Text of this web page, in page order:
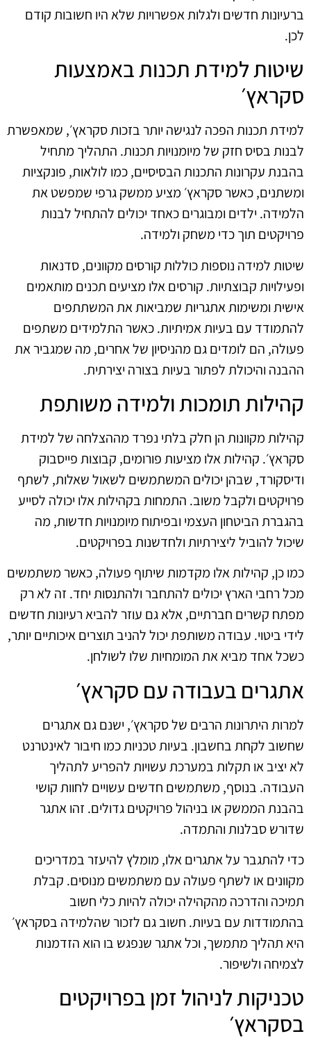
ברעיונות חדשים ולגלות אפשרויות שלא היו חשובות קודם
לכן.
שיטות למידת תכנות באמצעות
סקראץ׳
למידת תכנות הפכה לנגישה יותר בזכות סקראץ׳, שמאפשרת
לבנות בסיס חזק של מיומנויות תכנות. התהליך מתחיל
בהבנת עקרונות התכנות הבסיסיים, כמו לולאות, פונקציות
ומשתנים, כאשר סקראץ׳ מציע ממשק גרפי שמפשט את
הלמידה. ילדים ומבוגרים כאחד יכולים להתחיל לבנות
פרויקטים תוך כדי משחק ולמידה.
שיטות למידה נוספות כוללות קורסים מקוונים, סדנאות
ופעילויות קבוצתיות. קורסים אלו מציעים תכנים מותאמים
אישית ומשימות אתגריות שמביאות את המשתתפים
להתמודד עם בעיות אמיתיות. כאשר התלמידים משתפים
פעולה, הם לומדים גם מהניסיון של אחרים, מה שמגביר את
ההבנה והיכולת לפתור בעיות בצורה יצירתית.
קהילות תומכות ולמידה משותפת
קהילות מקוונות הן חלק בלתי נפרד מההצלחה של למידת
סקראץ׳. קהילות אלו מציעות פורומים, קבוצות פייסבוק
ודיסקורד, שבהן יכולים המשתמשים לשאול שאלות, לשתף
פרויקטים ולקבל משוב. התמחות בקהילות אלו יכולה לסייע
בהגברת הביטחון העצמי ובפיתוח מיומנויות חדשות, מה
שיכול להוביל ליצירתיות ולחדשנות בפרויקטים.
כמו כן, קהילות אלו מקדמות שיתוף פעולה, כאשר משתמשים
מכל רחבי הארץ יכולים להתחבר ולהתנסות יחד. זה לא רק
מפתח קשרים חברתיים, אלא גם עוזר להביא רעיונות חדשים
לידי ביטוי. עבודה משותפת יכול להניב תוצרים איכותיים יותר,
כשכל אחד מביא את המומחיות שלו לשולחן.
אתגרים בעבודה עם סקראץ׳
למרות היתרונות הרבים של סקראץ׳, ישנם גם אתגרים
שחשוב לקחת בחשבון. בעיות טכניות כמו חיבור לאינטרנט
לא יציב או תקלות במערכת עשויות להפריע לתהליך
העבודה. בנוסף, משתמשים חדשים עשויים לחוות קושי
בהבנת הממשק או בניהול פרויקטים גדולים. זהו אתגר
שדורש סבלנות והתמדה.
כדי להתגבר על אתגרים אלו, מומלץ להיעזר במדריכים
מקוונים או לשתף פעולה עם משתמשים מנוסים. קבלת
תמיכה והדרכה מהקהילה יכולה להיות כלי חשוב
בהתמודדות עם בעיות. חשוב גם לזכור שהלמידה בסקראץ׳
היא תהליך מתמשך, וכל אתגר שנפגש בו הוא הזדמנות
לצמיחה ולשיפור.
טכניקות לניהול זמן בפרויקטים
בסקראץ׳